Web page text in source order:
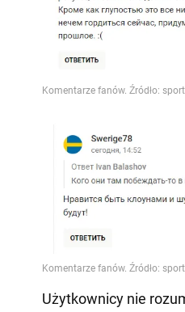
Użytkownicy nie